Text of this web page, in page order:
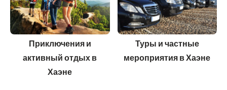
Приключения и
активный отдых в
Хаэне
Туры и частные
мероприятия в Хаэне